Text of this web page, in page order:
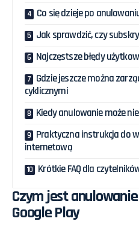
Co się dzieje po
Jak sprawdzić, czy
Najczęstsze błędy
Gdzie jeszcze można
cyklicznymi
Kiedy anulowanie może
Praktyczna instrukcja do
internetową
Krótkie FAQ dla
Czym jest
Google Play